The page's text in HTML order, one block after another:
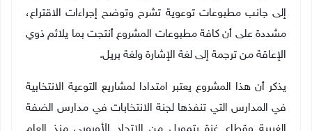
إلى جانب مطبوعات توعوية تشرح وتوضح إجراءات الاقتراع،
مشددة على أن كافة مطبوعات المشروع أنتجت بما يلائم ذوي
الإعاقة من ترجمة إلى لغة الإشارة ولغة بريل.
يذكر أن هذا المشروع يعتبر امتدادا لمشاريع التوعية الانتخابية
في المدارس التي تنفذها لجنة الانتخابات في مدارس الضفة